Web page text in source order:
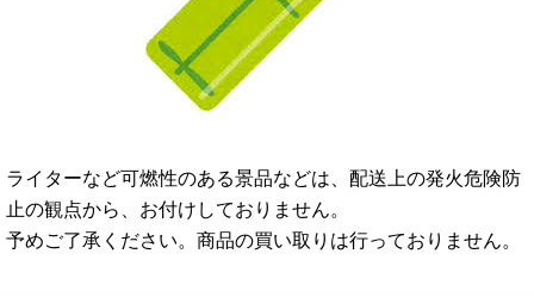
ライターなど可燃性のある景品などは、配送上の発火危険防
止の観点から、お付けしておりません。
予めご了承ください。商品の買い取りは行っておりません。